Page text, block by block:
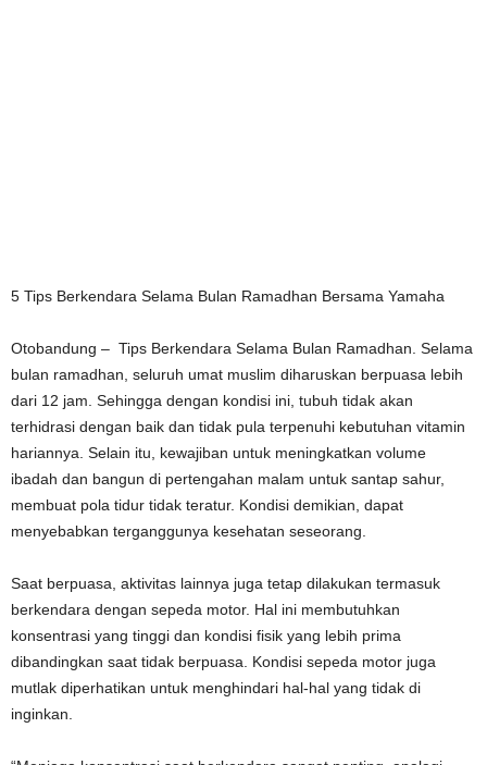
5 Tips Berkendara Selama Bulan Ramadhan Bersama Yamaha
Otobandung – Tips Berkendara Selama Bulan Ramadhan. Selama
bulan ramadhan, seluruh umat muslim diharuskan berpuasa lebih
dari 12 jam. Sehingga dengan kondisi ini, tubuh tidak akan
terhidrasi dengan baik dan tidak pula terpenuhi kebutuhan vitamin
hariannya. Selain itu, kewajiban untuk meningkatkan volume
ibadah dan bangun di pertengahan malam untuk santap sahur,
membuat pola tidur tidak teratur. Kondisi demikian, dapat
menyebabkan terganggunya kesehatan seseorang.
Saat berpuasa, aktivitas lainnya juga tetap dilakukan termasuk
berkendara dengan sepeda motor. Hal ini membutuhkan
konsentrasi yang tinggi dan kondisi fisik yang lebih prima
dibandingkan saat tidak berpuasa. Kondisi sepeda motor juga
mutlak diperhatikan untuk menghindari hal-hal yang tidak di
inginkan.